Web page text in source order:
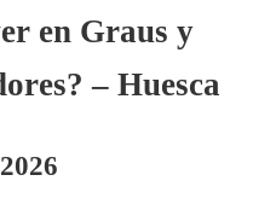
en Graus y
– Huesca